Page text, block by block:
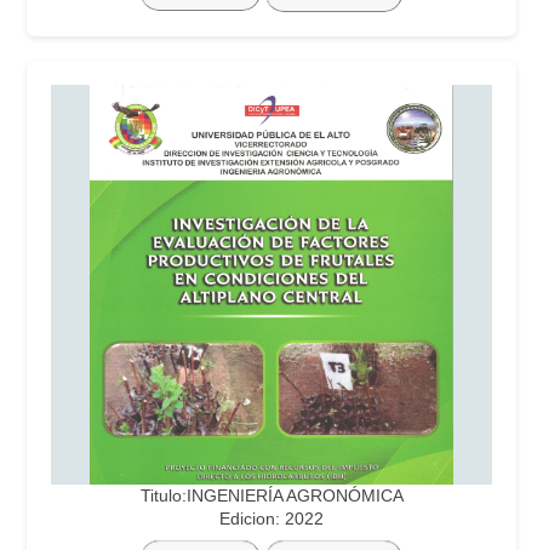
Titulo:INGENIERÍA AGRONÓMICA
Edicion: 2022